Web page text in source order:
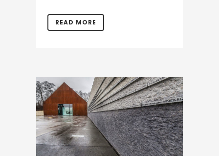
READ MORE